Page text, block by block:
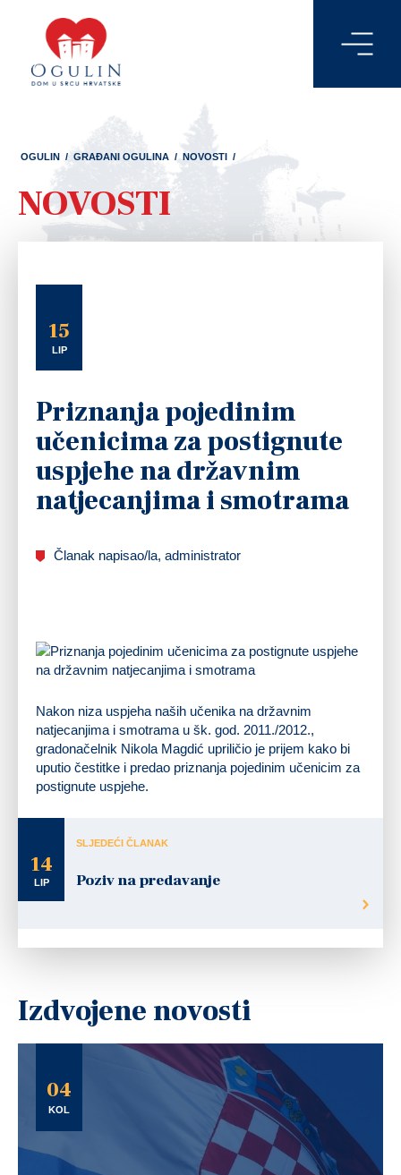
OGULIN / GRAĐANI OGULINA / NOVOSTI /
NOVOSTI
15
LIP
Priznanja pojedinim
učenicima za postignute
uspjehe na državnim
natjecanjima i smotrama
Članak napisao/la, administrator
Nakon niza uspjeha naših učenika na državnim
natjecanjima i smotrama u šk. god. 2011./2012.,
gradonačelnik Nikola Magdić upriličio je prijem kako bi
uputio čestitke i predao priznanja pojedinim učenicim za
postignute uspjehe.
14
LIP
SLJEDEĆI ČLANAK
Poziv na predavanje
Izdvojene novosti
04
KOL